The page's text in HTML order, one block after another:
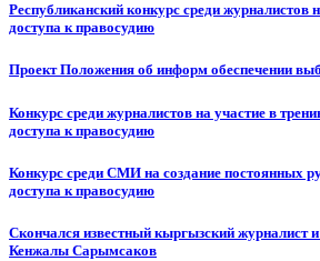
Республиканский конкурс среди журналистов
доступа к правосудию
Проект Положения об информ обеспечении
Конкурс среди журналистов на участие в
доступа к правосудию
Конкурс среди СМИ на создание постоянных
доступа к правосудию
Скончался известный кыргызский журналист
Кенжалы Сарымсаков